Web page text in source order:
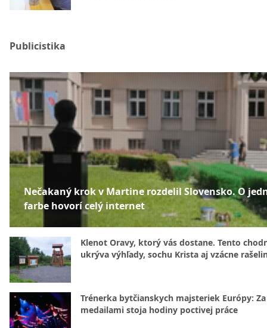
Publicistika
Nečakaný krok v Martine rozdelil Slovensko. O
farbe hovorí celý internet
Klenot Oravy, ktorý vás dostane. Tento
ukrýva výhľady, sochu Krista aj vzácne
Trénerka bytčianskych majsteriek Európy: Za
medailami stoja hodiny poctivej práce